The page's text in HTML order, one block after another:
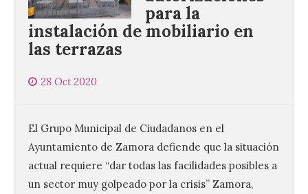
para la
instalación de mobiliario en
las terrazas
28 Oct 2020
El Grupo Municipal de Ciudadanos en el
Ayuntamiento de Zamora defiende que la situación
actual requiere “dar todas las facilidades posibles a
un sector muy golpeado por la crisis” Zamora,